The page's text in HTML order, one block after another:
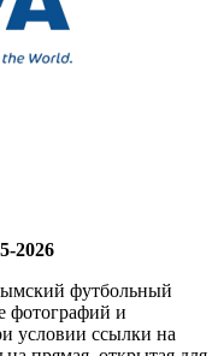
2026
футбольный
фотографий и
условии ссылки на